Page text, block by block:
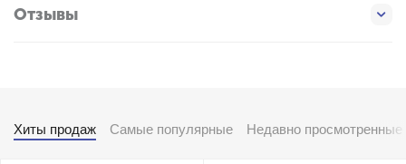
Отзывы
Хиты продаж Самые популярные Недавно просмотренные